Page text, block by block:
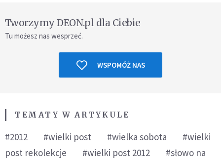
Tworzymy DEON.pl dla Ciebie
Tu możesz nas wesprzeć.
WSPOMÓŻ NAS
TEMATY W ARTYKULE
#2012 #wielki post #wielka sobota
#wielki
post rekolekcje
#wielki post 2012
#słowo na